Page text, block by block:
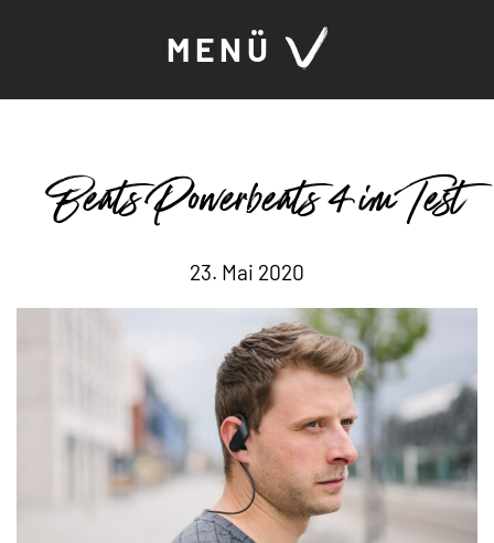
MENÜ
Beats Powerbeats 4 im Test
23. Mai 2020